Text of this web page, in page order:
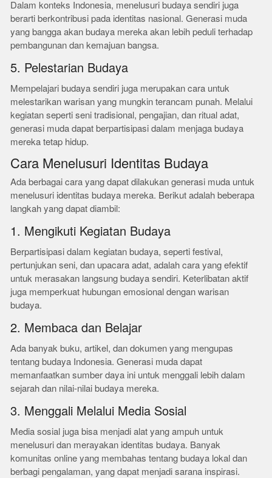
Dalam konteks Indonesia, menelusuri budaya sendiri juga
berarti berkontribusi pada identitas nasional. Generasi muda
yang bangga akan budaya mereka akan lebih peduli terhadap
pembangunan dan kemajuan bangsa.
5. Pelestarian Budaya
Mempelajari budaya sendiri juga merupakan cara untuk
melestarikan warisan yang mungkin terancam punah. Melalui
kegiatan seperti seni tradisional, pengajian, dan ritual adat,
generasi muda dapat berpartisipasi dalam menjaga budaya
mereka tetap hidup.
Cara Menelusuri Identitas Budaya
Ada berbagai cara yang dapat dilakukan generasi muda untuk
menelusuri identitas budaya mereka. Berikut adalah beberapa
langkah yang dapat diambil:
1. Mengikuti Kegiatan Budaya
Berpartisipasi dalam kegiatan budaya, seperti festival,
pertunjukan seni, dan upacara adat, adalah cara yang efektif
untuk merasakan langsung budaya sendiri. Keterlibatan aktif
juga memperkuat hubungan emosional dengan warisan
budaya.
2. Membaca dan Belajar
Ada banyak buku, artikel, dan dokumen yang mengupas
tentang budaya Indonesia. Generasi muda dapat
memanfaatkan sumber daya ini untuk menggali lebih dalam
sejarah dan nilai-nilai budaya mereka.
3. Menggali Melalui Media Sosial
Media sosial juga bisa menjadi alat yang ampuh untuk
menelusuri dan merayakan identitas budaya. Banyak
komunitas online yang membahas tentang budaya lokal dan
berbagi pengalaman, yang dapat menjadi sarana inspirasi.